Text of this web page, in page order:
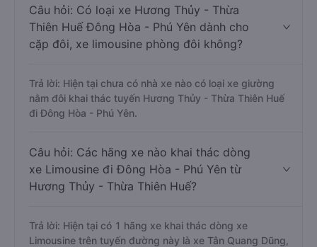
Câu hỏi: Có loại xe Hương Thủy - Thừa
Thiên Huế Đông Hòa - Phú Yên dành cho
cặp đôi, xe limousine phòng đôi không?
Trả lời: Hiện tại chưa có nhà xe nào có loại xe giường
nằm đôi khai thác tuyến Hương Thủy - Thừa Thiên Huế
đi Đông Hòa - Phú Yên.
Câu hỏi: Các hãng xe nào khai thác dòng
xe Limousine đi Đông Hòa - Phú Yên từ
Hương Thủy - Thừa Thiên Huế?
Trả lời: Hiện tại có 1 hãng xe khai thác dòng xe
Limousine trên tuyến đường này là xe Tân Quang Dũng,